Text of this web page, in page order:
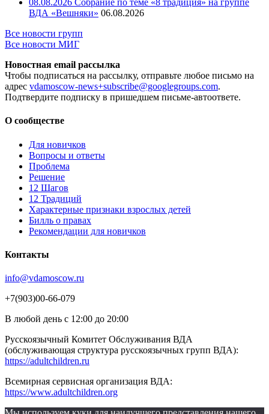
08.08.2026 Собрание по теме «8 традиция» на группе
ВДА «Вешняки» 06.08.2026
Все новости групп
Все новости МИГ
Новостная email рассылка
Чтобы подписаться на рассылку, отправьте любое письмо на
адрес vdamoscow-news+subscribe@googlegroups.com.
Подтвердите подписку в пришедшем письме-автоответе.
О сообществе
Для новичков
Вопросы и ответы
Проблема
Решение
12 Шагов
12 Традиций
Xарактерные признаки взрослых детей
Билль о правах
Рекомендации для новичков
Контакты
info@vdamoscow.ru
+7(903)00-66-079
В любой день с 12:00 до 20:00
Русскоязычный Комитет Обслуживания ВДА
(обслуживающая структура русскоязычных групп ВДА):
https://adultchildren.ru
Всемирная сервисная организация ВДА:
https://www.adultchildren.org